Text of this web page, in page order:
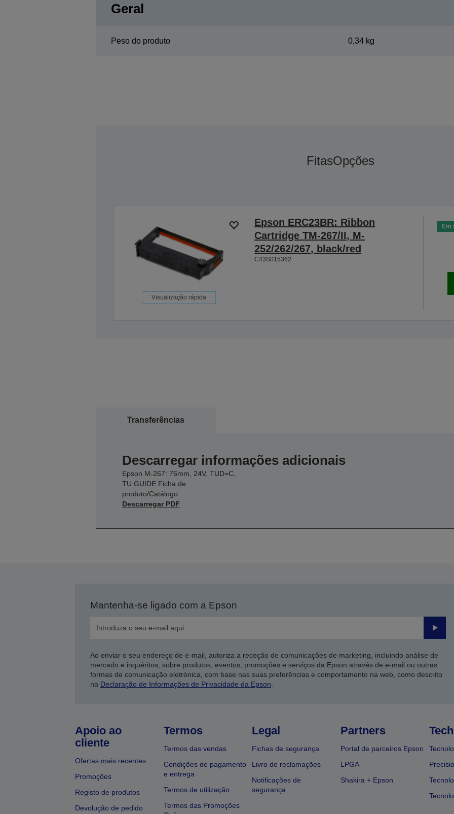
Geral
Peso do produto 0,34 kg
FitasOpções
Visualização rápida
Epson ERC23BR: Ribbon
Cartridge TM-267/II, M-
252/262/267, black/red
C43S015362
Em
Transferências
Descarregar informações adicionais
Epson M-267: 76mm, 24V, TUD=C,
TU.GUIDE Ficha de
produto/Catálogo
Descarregar PDF
Mantenha-se ligado com a Epson
Enviar
Ao enviar o seu endereço de e-mail, autoriza a receção de comunicações de marketing, incluindo análise de
mercado e inquéritos, sobre produtos, eventos, promoções e serviços da Epson através de e-mail ou outras
formas de comunicação eletrónica, com base nas suas preferências e comportamento na web, como descrito
na Declaração de Informações de Privacidade da Epson.
Apoio ao
cliente
Ofertas mais recentes
Promoções
Registo de produtos
Devolução de pedido
Termos
Termos das vendas
Condições de pagamento
e entrega
Termos de utilização
Termos das Promoções
Legal
Fichas de segurança
Livro de reclamações
Notificações de
segurança
Partners
Portal de parceiros Epson
LPGA
Shakira + Epson